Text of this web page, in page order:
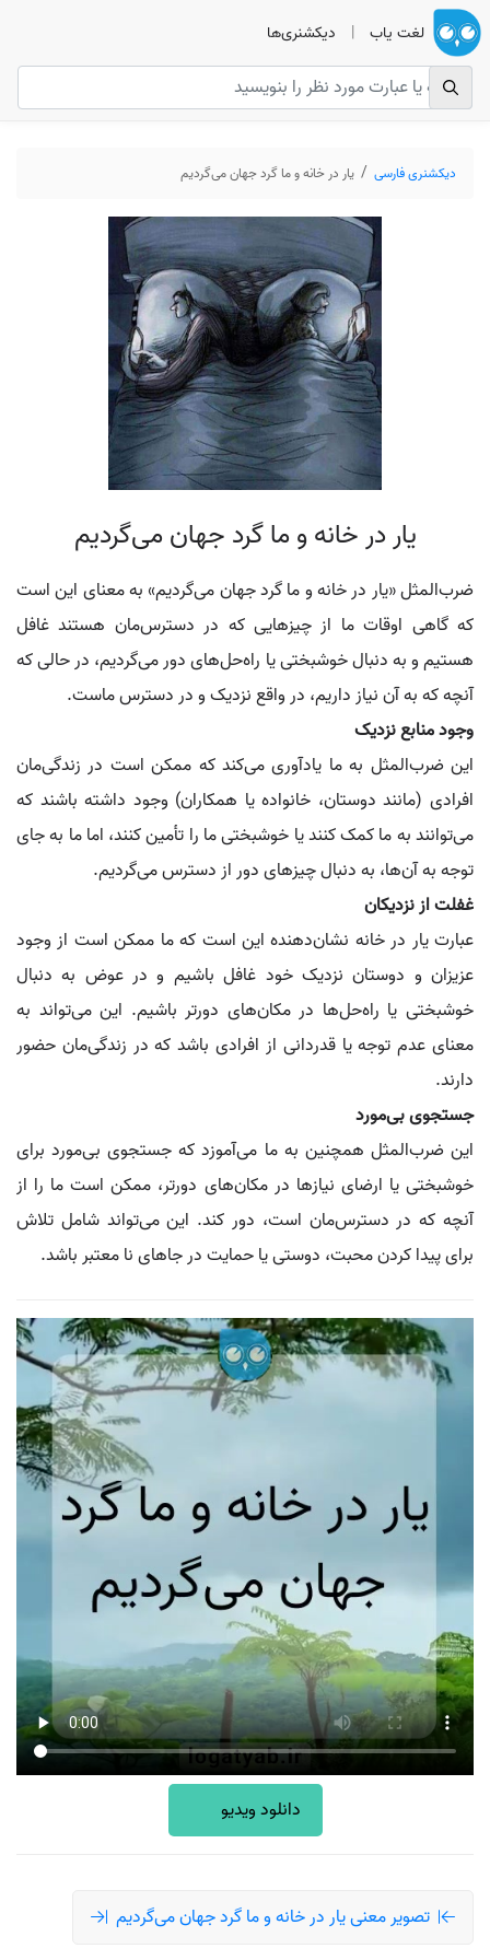
لغت یاب | دیکشنری‌ها
دیکشنری فارسی یار در خانه و ما گرد جهان می‌گردیم
یار در خانه و ما گرد جهان می‌گردیم
ضرب‌المثل «یار در خانه و ما گرد جهان می‌گردیم» به معنای این است
که گاهی اوقات ما از چیزهایی که در دسترس‌مان هستند غافل
هستیم و به دنبال خوشبختی یا راه‌حل‌های دور می‌گردیم، در حالی که
آنچه که به آن نیاز داریم، در واقع نزدیک و در دسترس ماست.
وجود منابع نزدیک
این ضرب‌المثل به ما یادآوری می‌کند که ممکن است در زندگی‌مان
افرادی (مانند دوستان، خانواده یا همکاران) وجود داشته باشند که
می‌توانند به ما کمک کنند یا خوشبختی ما را تأمین کنند، اما ما به جای
توجه به آن‌ها، به دنبال چیزهای دور از دسترس می‌گردیم.
غفلت از نزدیکان
عبارت یار در خانه نشان‌دهنده این است که ما ممکن است از وجود
عزیزان و دوستان نزدیک خود غافل باشیم و در عوض به دنبال
خوشبختی یا راه‌حل‌ها در مکان‌های دورتر باشیم. این می‌تواند به
معنای عدم توجه یا قدردانی از افرادی باشد که در زندگی‌مان حضور
دارند.
جستجوی بی‌مورد
این ضرب‌المثل همچنین به ما می‌آموزد که جستجوی بی‌مورد برای
خوشبختی یا ارضای نیازها در مکان‌های دورتر، ممکن است ما را از
آنچه که در دسترس‌مان است، دور کند. این می‌تواند شامل تلاش
برای پیدا کردن محبت، دوستی یا حمایت در جاهای نا معتبر باشد.
دانلود ویدیو
تصویر معنی یار در خانه و ما گرد جهان می‌گردیم